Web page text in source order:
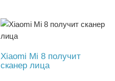
Xiaomi Mi 8 получит
сканер лица